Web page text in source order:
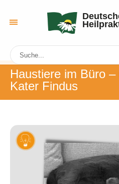
Haustiere im Büro
Kater Findus